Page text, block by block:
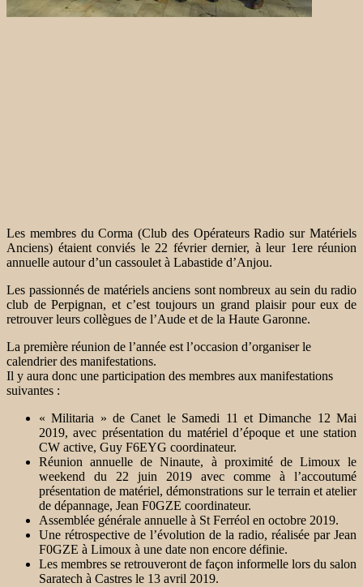
Les membres du Corma (Club des Opérateurs Radio sur Matériels
Anciens) étaient conviés le 22 février dernier, à leur 1ere réunion
annuelle autour d’un cassoulet à Labastide d’Anjou.
Les passionnés de matériels anciens sont nombreux au sein du radio
club de Perpignan, et c’est toujours un grand plaisir pour eux de
retrouver leurs collègues de l’Aude et de la Haute Garonne.
La première réunion de l’année est l’occasion d’organiser le
calendrier des manifestations.
Il y aura donc une participation des membres aux manifestations
suivantes :
« Militaria » de Canet le Samedi 11 et Dimanche 12 Mai
2019, avec présentation du matériel d’époque et une station
CW active, Guy F6EYG coordinateur.
Réunion annuelle de Ninaute, à proximité de Limoux le
weekend du 22 juin 2019 avec comme à l’accoutumé
présentation de matériel, démonstrations sur le terrain et atelier
de dépannage, Jean F0GZE coordinateur.
Assemblée générale annuelle à St Ferréol en octobre 2019.
Une rétrospective de l’évolution de la radio, réalisée par Jean
F0GZE à Limoux à une date non encore définie.
Les membres se retrouveront de façon informelle lors du salon
Saratech à Castres le 13 avril 2019.